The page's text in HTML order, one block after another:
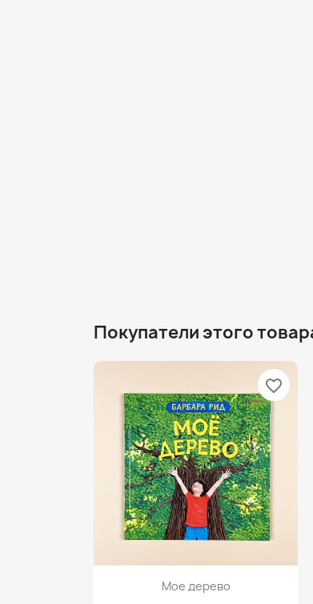
Покупатели этого
Просмотр
Мое дерево
favorite_border